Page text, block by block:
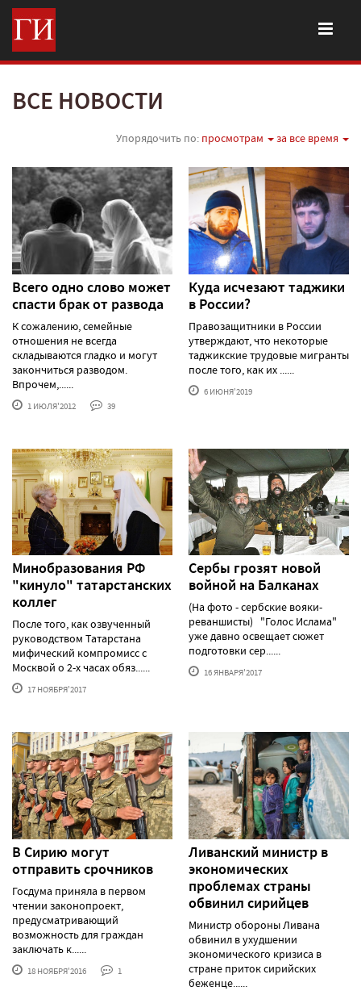
ВСЕ НОВОСТИ
Упорядочить по: просмотрам за все время
Всего одно слово может
спасти брак от развода
К сожалению, семейные
отношения не всегда
складываются гладко и могут
закончиться разводом.
Впрочем,......
1 ИЮЛЯ'2012 39
Куда исчезают таджики
в России?
Правозащитники в России
утверждают, что некоторые
таджикские трудовые мигранты
после того, как их ......
6 ИЮНЯ'2019
Минобразования РФ
"кинуло" татарстанских
коллег
После того, как озвученный
руководством Татарстана
мифический компромисс с
Москвой о 2-х часах обяз......
17 НОЯБРЯ'2017
Сербы грозят новой
войной на Балканах
(На фото - сербские вояки-
реваншисты) "Голос Ислама"
уже давно освещает сюжет
подготовки сер......
16 ЯНВАРЯ'2017
В Сирию могут
отправить срочников
Госдума приняла в первом
чтении законопроект,
предусматривающий
возможность для граждан
заключать к......
18 НОЯБРЯ'2016 1
Ливанский министр в
экономических
проблемах страны
обвинил сирийцев
Министр обороны Ливана
обвинил в ухудшении
экономического кризиса в
стране приток сирийских
беженце......